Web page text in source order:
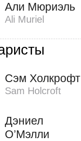
Али Мюриэль
Ali Muriel
Сэм Холкрофт
Sam Holcroft
Дэниел
О’Мэлли